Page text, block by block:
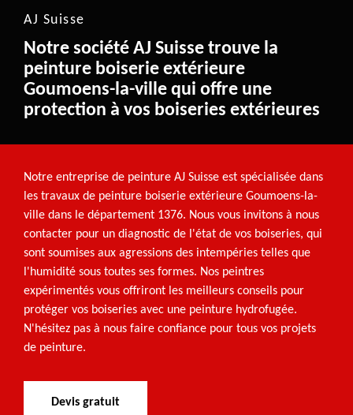
AJ Suisse
Notre société AJ Suisse trouve la
peinture boiserie extérieure
Goumoens-la-ville qui offre une
protection à vos boiseries extérieures
Notre entreprise de peinture AJ Suisse est spécialisée dans
les travaux de peinture boiserie extérieure Goumoens-la-
ville dans le département 1376. Nous vous invitons à nous
contacter pour un diagnostic de l'état de vos boiseries, qui
sont soumises aux agressions des intempéries telles que
l'humidité sous toutes ses formes. Nos peintres
expérimentés vous offriront les meilleurs conseils pour
protéger vos boiseries avec une peinture hydrofugée.
N'hésitez pas à nous faire confiance pour tous vos projets
de peinture.
Devis gratuit